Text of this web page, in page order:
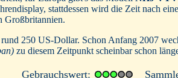
stattdessen wird die Zeit nach
Großbritannien.
250 US-Dollar. Schon Anfang 2007
zu diesem Zeitpunkt scheinbar schon
Gebrauchswert: